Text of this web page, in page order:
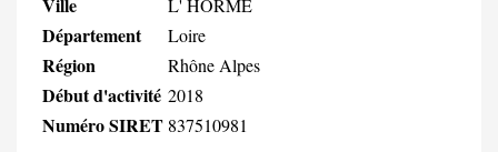
L' HORME
Département Loire
Région Rhône Alpes
Début d'activité 2018
Numéro SIRET 837510981